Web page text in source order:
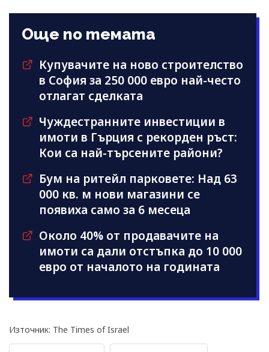
Още по темата
Купувачите на ново строителство
в София за 250 000 евро най-често
отлагат сделката
Чуждестранните инвестиции в
имоти в Гърция с рекорден ръст:
Кои са най-търсените райони?
Бум на ритейл парковете: Над 63
000 кв. м нови магазини се
появиха само за 6 месеца
Около 40% от продавачите на
имоти са дали отстъпка до 10 000
евро от началото на годината
Източник: The Times of Israel